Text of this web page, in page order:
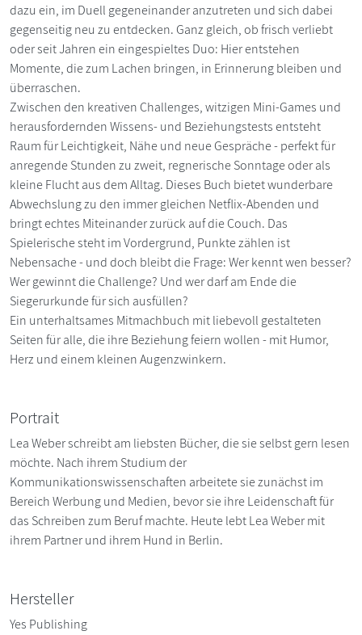
dazu ein, im Duell gegeneinander anzutreten und sich dabei
gegenseitig neu zu entdecken. Ganz gleich, ob frisch verliebt
oder seit Jahren ein eingespieltes Duo: Hier entstehen
Momente, die zum Lachen bringen, in Erinnerung bleiben und
überraschen.
Zwischen den kreativen Challenges, witzigen Mini-Games und
herausfordernden Wissens- und Beziehungstests entsteht
Raum für Leichtigkeit, Nähe und neue Gespräche - perfekt für
anregende Stunden zu zweit, regnerische Sonntage oder als
kleine Flucht aus dem Alltag. Dieses Buch bietet wunderbare
Abwechslung zu den immer gleichen Netflix-Abenden und
bringt echtes Miteinander zurück auf die Couch. Das
Spielerische steht im Vordergrund, Punkte zählen ist
Nebensache - und doch bleibt die Frage: Wer kennt wen besser?
Wer gewinnt die Challenge? Und wer darf am Ende die
Siegerurkunde für sich ausfüllen?
Ein unterhaltsames Mitmachbuch mit liebevoll gestalteten
Seiten für alle, die ihre Beziehung feiern wollen - mit Humor,
Herz und einem kleinen Augenzwinkern.
Portrait
Lea Weber schreibt am liebsten Bücher, die sie selbst gern lesen
möchte. Nach ihrem Studium der
Kommunikationswissenschaften arbeitete sie zunächst im
Bereich Werbung und Medien, bevor sie ihre Leidenschaft für
das Schreiben zum Beruf machte. Heute lebt Lea Weber mit
ihrem Partner und ihrem Hund in Berlin.
Hersteller
Yes Publishing